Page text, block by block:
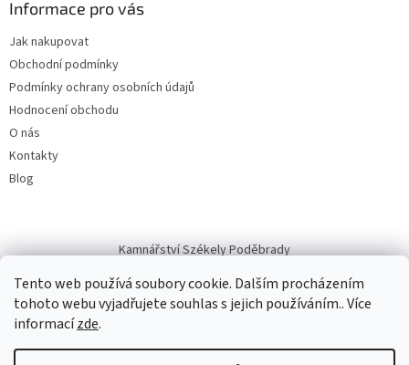
Tento web používá soubory cookie. Dalším procházením
tohoto webu vyjadřujete souhlas s jejich používáním.. Více
informacízde.
Informace pro vás
Jak nakupovat
Obchodní podmínky
Podmínky ochrany osobních údajů
Hodnocení obchodu
O nás
Kontakty
Blog
Kamnářství Székely Poděbrady